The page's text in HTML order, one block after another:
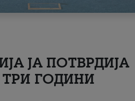
ЈА ПОТВРДИЈА
ГОДИНИ